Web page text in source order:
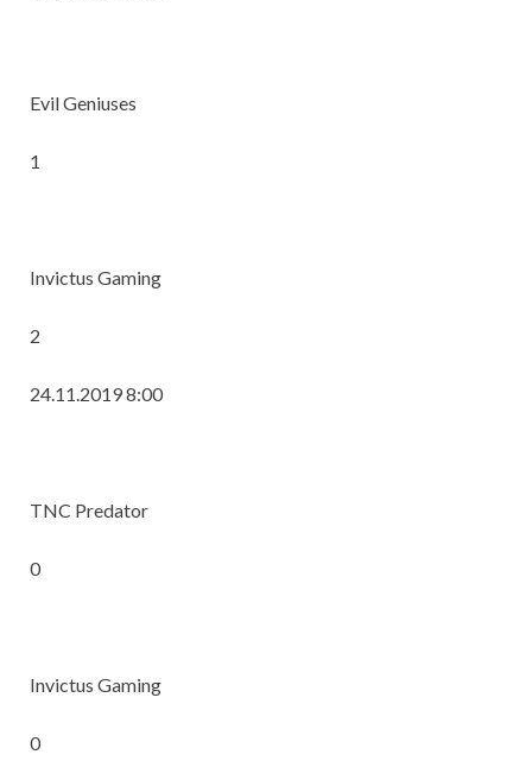
Evil Geniuses
1
Invictus Gaming
2
24.11.2019 8:00
TNC Predator
0
Invictus Gaming
0